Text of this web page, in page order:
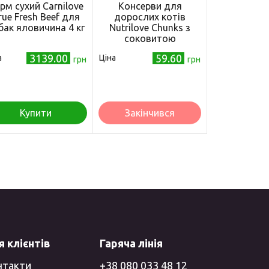
сухий Carnilove
Fresh Beef для
яловичина 4 кг
3139.00 грн
Купити
Консерви для
дорослих котів
Nutrilove Chunks з
соковитою
415г (8595606402560)
Ціна 59.60 грн
Закінчився
клієнтів
Гаряча лінія
+38 080 033 48 12